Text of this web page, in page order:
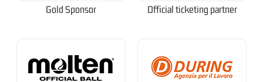
Gold Sponsor Official ticketing partner